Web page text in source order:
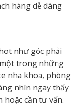
hàng dễ dàng
như góc phải
trong những
nha khoa, phòng
nhìn ngay thấy
hoặc cần tư vấn.